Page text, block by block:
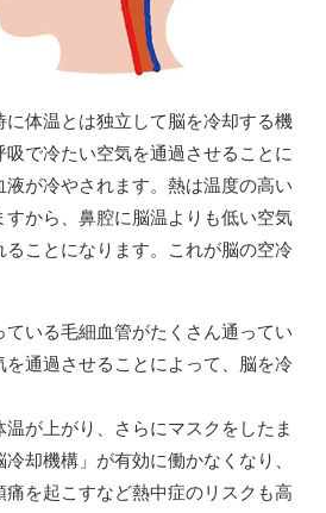
に体温とは独立して脳を冷却する機
で冷たい空気を通過させることに
液が冷やされます。熱は温度の高い
から、鼻腔に脳温よりも低い空気
ることになります。これが脳の空冷
いる毛細血管がたくさん通ってい
通過させることによって、脳を冷
が上がり、さらにマスクをしたま
却機構」が有効に働かなくなり、
を起こすなど熱中症のリスクも高